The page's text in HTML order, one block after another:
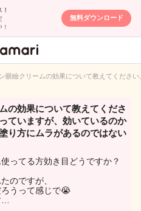
無料ダウンロード
匿名QA
眼瞼クリームの効果について教えてくださ
の効果について教えてくださ
ていますが、効いているのか
り方にムラがあるのではない
ってる方効き目どうですか？
のですが、
うって感じで😭